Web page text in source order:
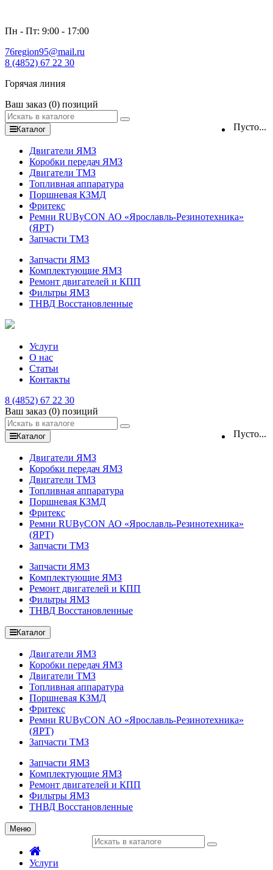
Пн - Пт: 9:00 - 17:00
76region95@mail.ru
8 (4852) 67 22 30
Горячая линия
Ваш заказ (0) позиций
Пусто...
Каталог
Двигатели ЯМЗ
Коробки передач ЯМЗ
Двигатели ТМЗ
Топливная аппаратура
Поршневая КЗМД
Фритекс
Ремни RUByCON АО «Ярославль-Резинотехника»
(ЯРТ)
Запчасти ТМЗ
Запчасти ЯМЗ
Комплектующие ЯМЗ
Ремонт двигателей и КПП
Фильтры ЯМЗ
ТНВД Восстановленные
Услуги
О нас
Статьи
Контакты
8 (4852) 67 22 30
Ваш заказ (0) позиций
Пусто...
Каталог
Двигатели ЯМЗ
Коробки передач ЯМЗ
Двигатели ТМЗ
Топливная аппаратура
Поршневая КЗМД
Фритекс
Ремни RUByCON АО «Ярославль-Резинотехника»
(ЯРТ)
Запчасти ТМЗ
Запчасти ЯМЗ
Комплектующие ЯМЗ
Ремонт двигателей и КПП
Фильтры ЯМЗ
ТНВД Восстановленные
Каталог
Двигатели ЯМЗ
Коробки передач ЯМЗ
Двигатели ТМЗ
Топливная аппаратура
Поршневая КЗМД
Фритекс
Ремни RUByCON АО «Ярославль-Резинотехника»
(ЯРТ)
Запчасти ТМЗ
Запчасти ЯМЗ
Комплектующие ЯМЗ
Ремонт двигателей и КПП
Фильтры ЯМЗ
ТНВД Восстановленные
Меню
Услуги